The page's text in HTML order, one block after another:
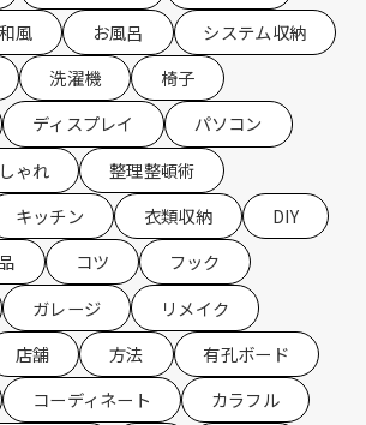
和風 お風呂
システム収納
洗濯機
椅子
ディスプレイ
パソコン
ゃれ
整理整頓術
キッチン 衣類収納
DIY
コツ
フック
ガレージ
リメイク
店舗 方法
有孔ボード
コーディネート カラフル